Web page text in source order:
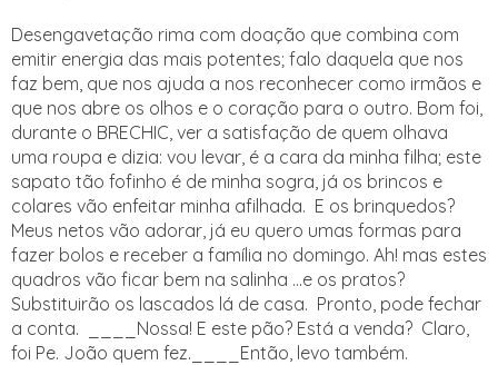
Desengavetação rima com doação que combina com
emitir energia das mais potentes; falo daquela que nos
faz bem, que nos ajuda a nos reconhecer como irmãos e
que nos abre os olhos e o coração para o outro. Bom foi,
durante o BRECHIC, ver a satisfação de quem olhava
uma roupa e dizia: vou levar, é a cara da minha filha; este
sapato tão fofinho é de minha sogra, já os brincos e
colares vão enfeitar minha afilhada. E os brinquedos?
Meus netos vão adorar, já eu quero umas formas para
fazer bolos e receber a família no domingo. Ah! mas estes
quadros vão ficar bem na salinha ...e os pratos?
Substituirão os lascados lá de casa. Pronto, pode fechar
a conta. ____Nossa! E este pão? Está a venda? Claro,
foi Pe. João quem fez.____Então, levo também.